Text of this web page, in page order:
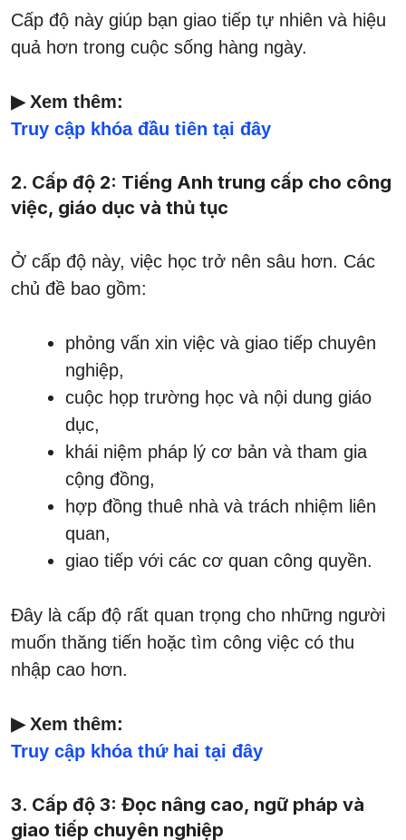
Cấp độ này giúp bạn giao tiếp tự nhiên và hiệu
quả hơn trong cuộc sống hàng ngày.
▶ Xem thêm:
Truy cập khóa đầu tiên tại đây
2. Cấp độ 2: Tiếng Anh trung cấp cho công
việc, giáo dục và thủ tục
Ở cấp độ này, việc học trở nên sâu hơn. Các
chủ đề bao gồm:
phỏng vấn xin việc và giao tiếp chuyên
nghiệp,
cuộc họp trường học và nội dung giáo
dục,
khái niệm pháp lý cơ bản và tham gia
cộng đồng,
hợp đồng thuê nhà và trách nhiệm liên
quan,
giao tiếp với các cơ quan công quyền.
Đây là cấp độ rất quan trọng cho những người
muốn thăng tiến hoặc tìm công việc có thu
nhập cao hơn.
▶ Xem thêm:
Truy cập khóa thứ hai tại đây
3. Cấp độ 3: Đọc nâng cao, ngữ pháp và
giao tiếp chuyên nghiệp